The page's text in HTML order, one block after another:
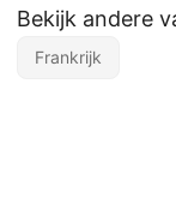
Bekijk andere
Frankrijk